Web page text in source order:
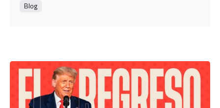
Blog
Posted by
admin